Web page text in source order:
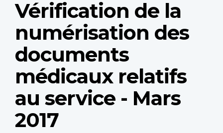
Vérification de la
numérisation des
documents
médicaux relatifs
au service - Mars
2017